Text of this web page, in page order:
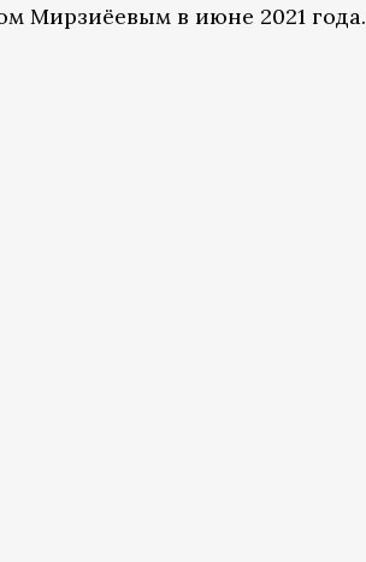
Мирзиёевым в июне 2021 года.